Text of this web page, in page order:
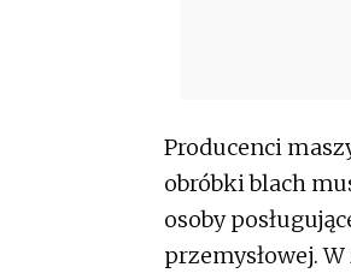
Producenci
obróbki blach
osoby
przemysłowej.